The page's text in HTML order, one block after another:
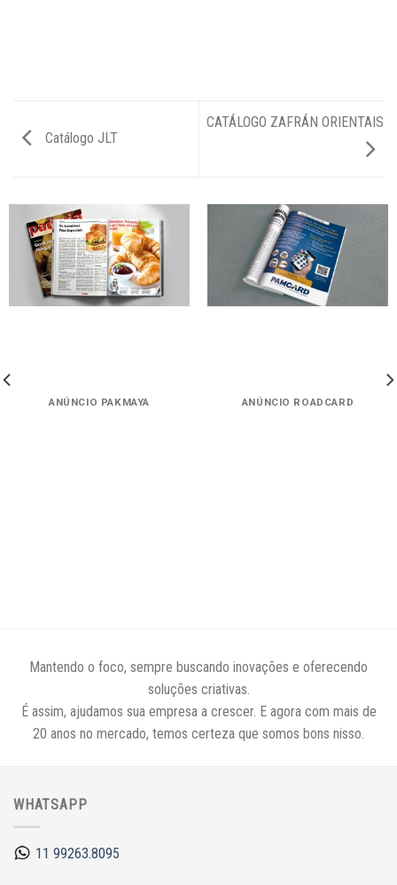
Catálogo JLT
CATÁLOGO ZAFRÁN ORIENTAIS
ANÚNCIO PAKMAYA ANÚNCIO ROADCARD
Mantendo o foco, sempre buscando inovações e oferecendo
soluções criativas.
É assim, ajudamos sua empresa a crescer. E agora com mais de
20 anos no mercado, temos certeza que somos bons nisso.
WHATSAPP
11 99263.8095